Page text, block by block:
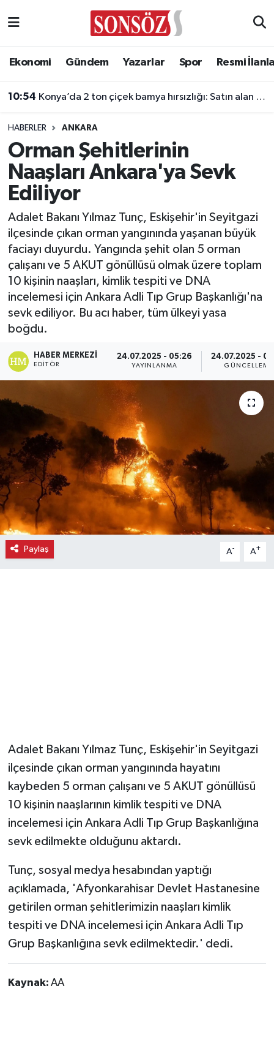
Ekonomi Gündem Yazarlar Spor Resmi
10:54 Konya’da 2 ton çiçek bamya hırsızlığı: Satın alan 4 kişiye de dava
HABERLER ANKARA
Orman Şehitlerinin
Naaşları Ankara'ya Sevk
Ediliyor
Adalet Bakanı Yılmaz Tunç, Eskişehir'in Seyitgazi
ilçesinde çıkan orman yangınında yaşanan büyük
faciayı duyurdu. Yangında şehit olan 5 orman
çalışanı ve 5 AKUT gönüllüsü olmak üzere toplam
10 kişinin naaşları, kimlik tespiti ve DNA
incelemesi için Ankara Adli Tıp Grup Başkanlığı'na
sevk ediliyor. Bu acı haber, tüm ülkeyi yasa
boğdu.
HABER MERKEZI
EDITÖR
24.07.2025 - 05:26
YAYINLANMA
24.07.2025 -
GÜNCELLEME
Paylaş A- A+
Adalet Bakanı Yılmaz Tunç, Eskişehir'in Seyitgazi
ilçesinde çıkan orman yangınında hayatını
kaybeden 5 orman çalışanı ve 5 AKUT gönüllüsü
10 kişinin naaşlarının kimlik tespiti ve DNA
incelemesi için Ankara Adli Tıp Grup Başkanlığına
sevk edilmekte olduğunu aktardı.
Tunç, sosyal medya hesabından yaptığı
açıklamada, 'Afyonkarahisar Devlet Hastanesine
getirilen orman şehitlerimizin naaşları kimlik
tespiti ve DNA incelemesi için Ankara Adli Tıp
Grup Başkanlığına sevk edilmektedir.' dedi.
Kaynak: AA
Asayiş
Çevre
Diğer
Dünya
Eğitim
Ekonomi
Eleman
Emlak
Gurme
Haber
İlçe Haberleri
Keşfet
Kültür & Sanat
Sonsöz Özel
Vasıta
Ankara Nöbetçi Eczaneler
Ankara Trafik Yoğunluk Haritası
Süper Lig Puan Durumu ve Fikstür
Tüm Manşetler
Son Dakika Haberleri
Haber Arşivi